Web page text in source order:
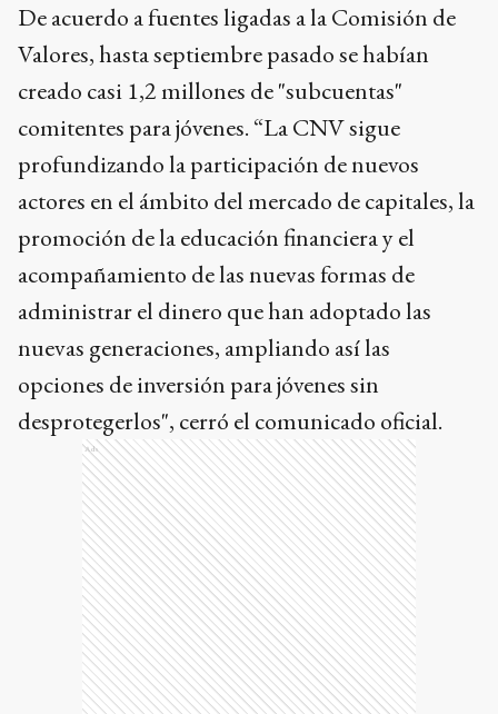
De acuerdo a fuentes ligadas a la Comisión de
Valores, hasta septiembre pasado se habían
creado casi 1,2 millones de "subcuentas"
comitentes para jóvenes. “La CNV sigue
profundizando la participación de nuevos
actores en el ámbito del mercado de capitales, la
promoción de la educación financiera y el
acompañamiento de las nuevas formas de
administrar el dinero que han adoptado las
nuevas generaciones, ampliando así las
opciones de inversión para jóvenes sin
desprotegerlos", cerró el comunicado oficial.
Ads